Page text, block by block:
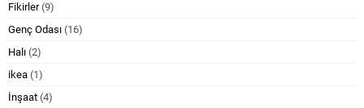
Fikirler(9)
Genç Odası (16)
Halı (2)
ikea (1)
İnşaat (4)